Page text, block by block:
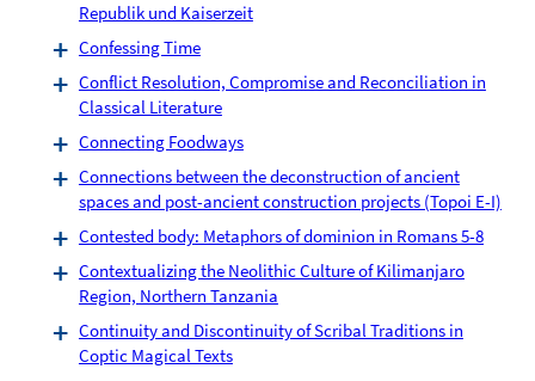
Republik und Kaiserzeit
Confessing Time
Conflict Resolution, Compromise and Reconciliation in
Classical Literature
Connecting Foodways
Connections between the deconstruction of ancient
spaces and post-ancient construction projects (Topoi E-I)
Contested body: Metaphors of dominion in Romans 5-8
Contextualizing the Neolithic Culture of Kilimanjaro
Region, Northern Tanzania
Continuity and Discontinuity of Scribal Traditions in
Coptic Magical Texts